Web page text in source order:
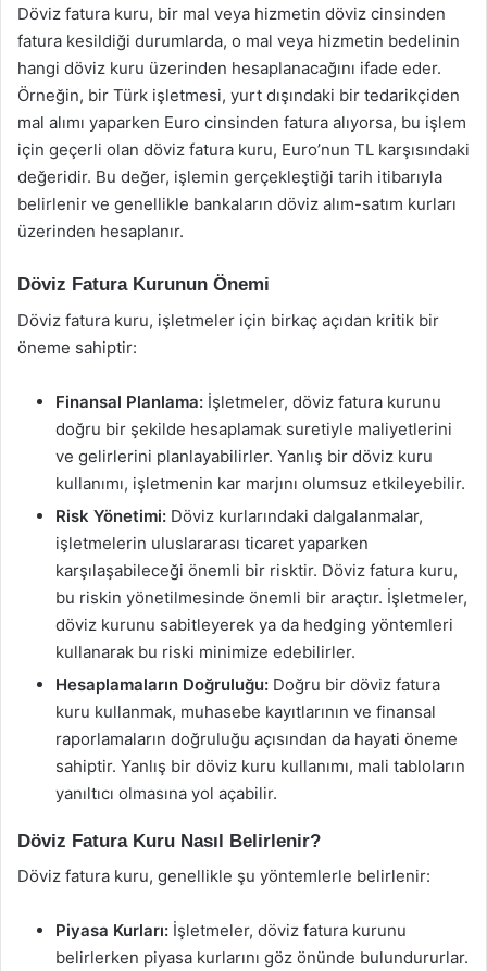
Döviz fatura kuru, bir mal veya hizmetin döviz cinsinden
fatura kesildiği durumlarda, o mal veya hizmetin bedelinin
hangi döviz kuru üzerinden hesaplanacağını ifade eder.
Örneğin, bir Türk işletmesi, yurt dışındaki bir tedarikçiden
mal alımı yaparken Euro cinsinden fatura alıyorsa, bu işlem
için geçerli olan döviz fatura kuru, Euro’nun TL karşısındaki
değeridir. Bu değer, işlemin gerçekleştiği tarih itibarıyla
belirlenir ve genellikle bankaların döviz alım-satım kurları
üzerinden hesaplanır.
Döviz Fatura Kurunun Önemi
Döviz fatura kuru, işletmeler için birkaç açıdan kritik bir
öneme sahiptir:
Finansal Planlama: İşletmeler, döviz fatura kurunu
doğru bir şekilde hesaplamak suretiyle maliyetlerini
ve gelirlerini planlayabilirler. Yanlış bir döviz kuru
kullanımı, işletmenin kar marjını olumsuz etkileyebilir.
Risk Yönetimi: Döviz kurlarındaki dalgalanmalar,
işletmelerin uluslararası ticaret yaparken
karşılaşabileceği önemli bir risktir. Döviz fatura kuru,
bu riskin yönetilmesinde önemli bir araçtır. İşletmeler,
döviz kurunu sabitleyerek ya da hedging yöntemleri
kullanarak bu riski minimize edebilirler.
Hesaplamaların Doğruluğu: Doğru bir döviz fatura
kuru kullanmak, muhasebe kayıtlarının ve finansal
raporlamaların doğruluğu açısından da hayati öneme
sahiptir. Yanlış bir döviz kuru kullanımı, mali tabloların
yanıltıcı olmasına yol açabilir.
Döviz Fatura Kuru Nasıl Belirlenir?
Döviz fatura kuru, genellikle şu yöntemlerle belirlenir:
Piyasa Kurları: İşletmeler, döviz fatura kurunu
belirlerken piyasa kurlarını göz önünde bulundururlar.